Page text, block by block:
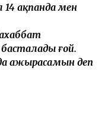
14 ақпанда мен
ғой.
ажырасамын деп